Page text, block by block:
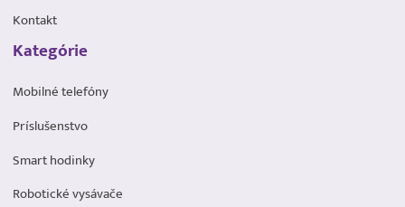
Kontakt
Kategórie
Mobilné telefóny
Príslušenstvo
Smart hodinky
Robotické vysávače